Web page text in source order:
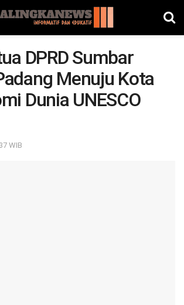
DPRD Sumbar
Menuju Kota
Dunia UNESCO
WIB